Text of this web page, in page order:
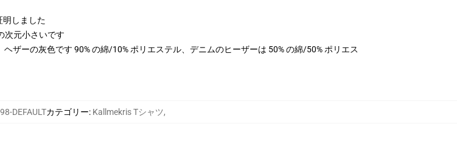
明しました
次元小さいです
ザーの灰色です 90% の綿/10% ポリエステル、デニムのヒーザーは 50% の綿/50% ポリエス
DEFAULTカテゴリー: Kallmekris Tシャツ,